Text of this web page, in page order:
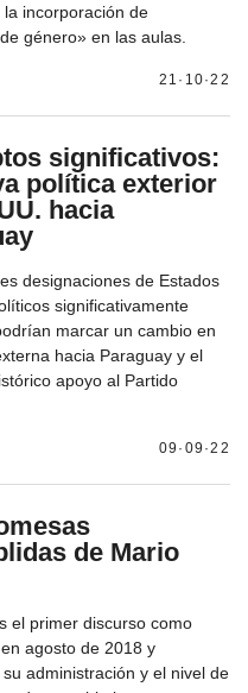
la incorporación de
género» en las aulas.
21·10·22
significativos:
política exterior
hacia
designaciones de Estados
significativamente
marcar un cambio en
hacia Paraguay y el
apoyo al Partido
09·09·22
de Mario
el primer discurso como
agosto de 2018 y
administración y el nivel de